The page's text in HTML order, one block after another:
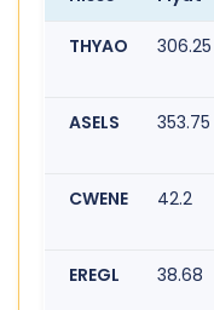
THYAO 306.25
ASELS 353.75
CWENE 42.2
EREGL 38.68